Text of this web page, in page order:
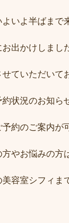
いよ半ばまで
出かけしまし
ていただいて
状況のお知ら
約のご案内が
やお悩みの方
容室シフィま